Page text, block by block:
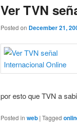
Ver TVN
Posted on December 21,
por esto que TVN a
Posted in web |Tagged